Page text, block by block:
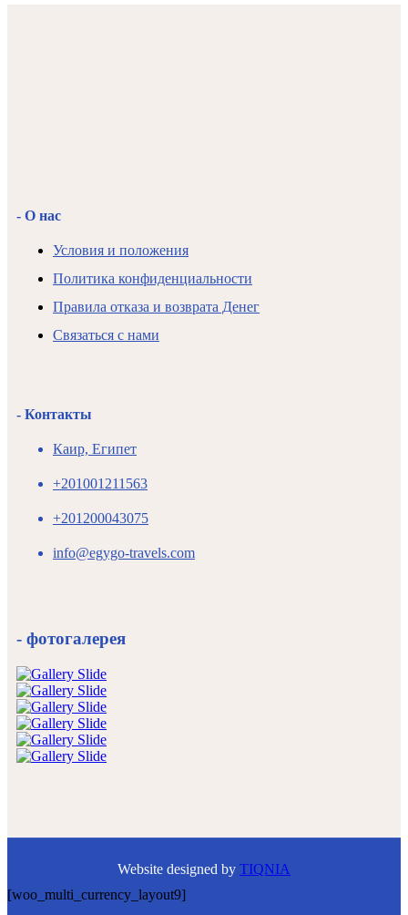
- О нас
Условия и положения
Политика конфиденциальности
Правила отказа и возврата Денег
Связаться с нами
- Контакты
Каир, Египет
+201001211563
+201200043075
info@egygo-travels.com
- фотогалерея
Website designed by TIQNIA
[woo_multi_currency_layout9]